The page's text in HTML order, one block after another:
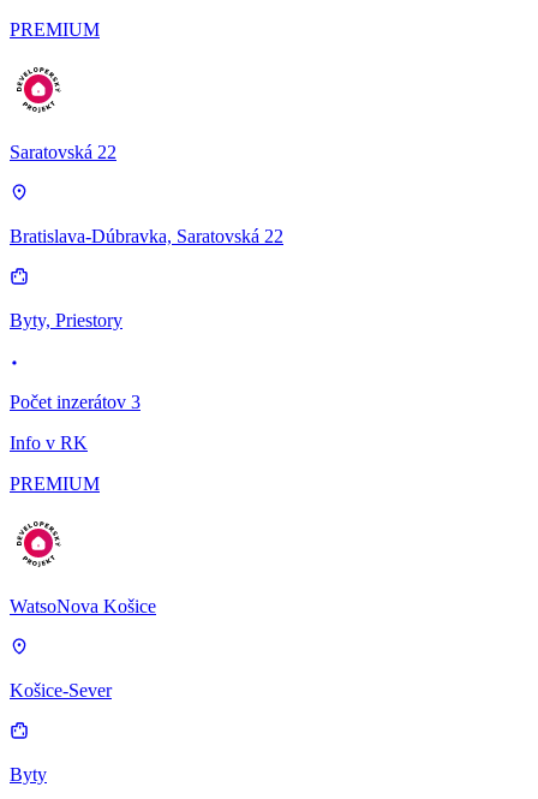
PREMIUM
Saratovská 22
Bratislava-Dúbravka, Saratovská 22
Byty, Priestory
Počet inzerátov 3
Info v RK
PREMIUM
WatsoNova Košice
Košice-Sever
Byty